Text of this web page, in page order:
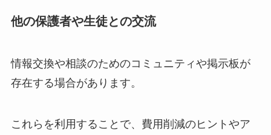
他の保護者や生徒との交流
情報交換や相談のためのコミュニティや掲示板が
存在する場合があります。
これらを利用することで、費用削減のヒントやア